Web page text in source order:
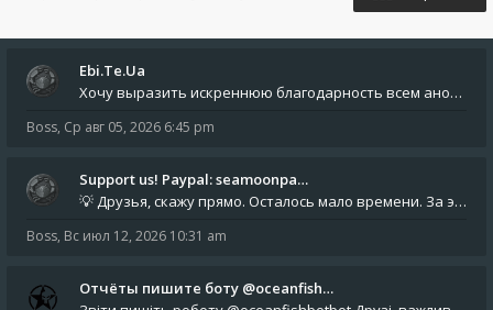
Ebi.Te.Ua
Хочу выразить искреннюю благодарность всем анонимным пользователям, которые поддержали наше сообщество финансово. Благод
Boss, Ср авг 05, 2026 6:45 pm
Support us! Paypal: seamoonpa…
💡 Друзья, скажу прямо. Осталось мало времени. За это время нам нужно закрыть последние обязательные расходы: около 500
Boss, Вс июл 12, 2026 10:31 am
Отчёты пишите боту @oceanfish…